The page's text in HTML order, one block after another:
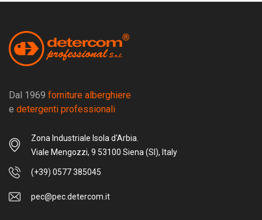
Dal 1969 forniture alberghiere
e detergenti professionali
Zona Industriale Isola d'Arbia.
Viale Mengozzi, 9 53100 Siena (SI), Italy
(+39) 0577 385045
pec@pec.detercom.it